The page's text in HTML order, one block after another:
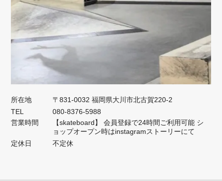
所在地
〒831-0032 福岡県大川市北古賀220-2
TEL
080-8376-5988
営業時間
【skateboard】 会員登録で24時間ご利用可能 シ
ョップオープン時はinstagramストーリーにて
定休日
不定休